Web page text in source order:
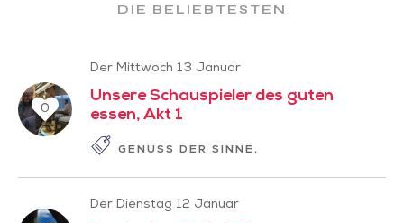
DIE BELIEBTESTEN
0
Der Mittwoch 13 Januar
Unsere Schauspieler des guten
essen, Akt 1
GENUSS DER SINNE
Der Dienstag 12 Januar